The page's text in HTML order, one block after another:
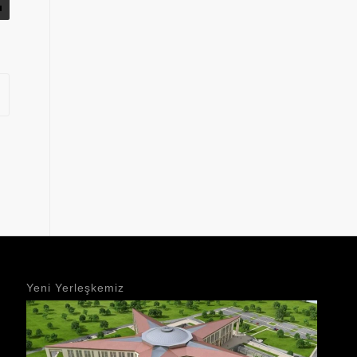
Yeni Yerleşkemiz